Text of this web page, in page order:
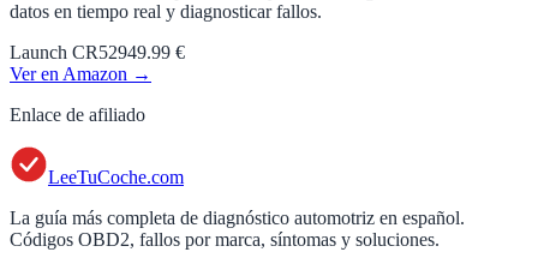
datos en tiempo real y diagnosticar fallos.
Launch CR52949.99 €
Ver en Amazon →
Enlace de afiliado
LeeTuCoche.com
La guía más completa de diagnóstico automotriz en español.
Códigos OBD2, fallos por marca, síntomas y soluciones.